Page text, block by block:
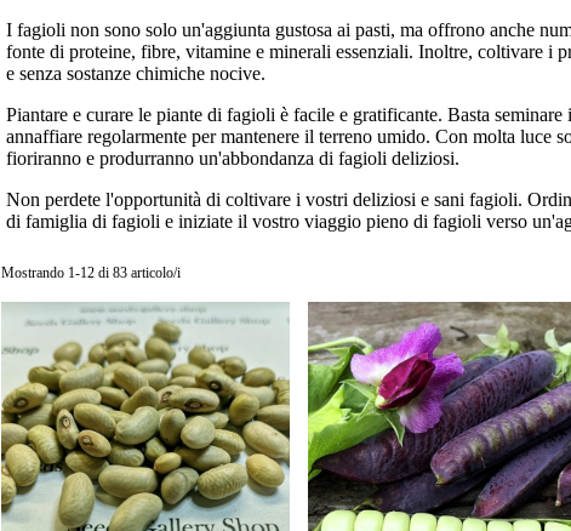
I fagioli non sono solo un'aggiunta gustosa ai pasti, ma offrono anche
fonte di proteine, fibre, vitamine e minerali essenziali. Inoltre, coltivare i
e senza sostanze chimiche nocive.
Piantare e curare le piante di fagioli è facile e gratificante. Basta
annaffiare regolarmente per mantenere il terreno umido. Con molta luce
fioriranno e produrranno un'abbondanza di fagioli deliziosi.
Non perdete l'opportunità di coltivare i vostri deliziosi e sani fagioli.
di famiglia di fagioli e iniziate il vostro viaggio pieno di fagioli verso
Mostrando 1-12 di 83 articolo/i